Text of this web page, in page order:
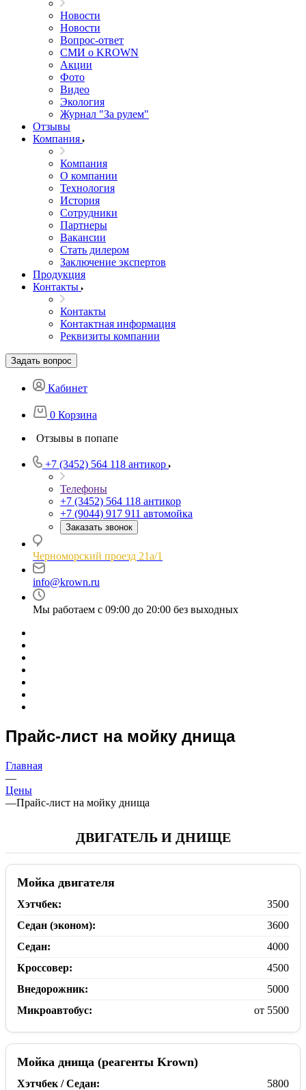
Новости
Новости
Вопрос-ответ
СМИ о KROWN
Акции
Фото
Видео
Экология
Журнал "За рулем"
Отзывы
Компания
Компания
О компании
Технология
История
Сотрудники
Партнеры
Вакансии
Стать дилером
Заключение экспертов
Продукция
Контакты
Контакты
Контактная информация
Реквизиты компании
Задать вопрос
Кабинет
0 Корзина
Отзывы в попапе
+7 (3452) 564 118 антикор
Телефоны
+7 (3452) 564 118 антикор
+7 (9044) 917 911 автомойка
Заказать звонок
Черноморский проезд 21а/1
info@krown.ru
Мы работаем с 09:00 до 20:00 без выходных
Прайс-лист на мойку днища
Главная
—
Цены
—Прайс-лист на мойку днища
ДВИГАТЕЛЬ И ДНИЩЕ
Мойка двигателя
Хэтчбек:
3500
Седан (эконом):
3600
Седан:
4000
Кроссовер:
4500
Внедорожник:
5000
Микроавтобус:
от 5500
Мойка днища (реагенты Krown)
Хэтчбек / Седан:
5800